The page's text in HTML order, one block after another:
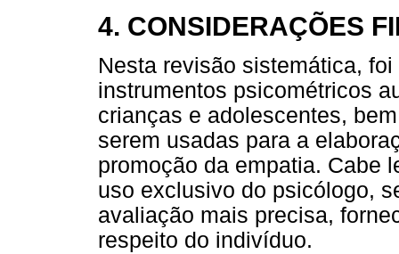
4. CONSIDERAÇÕES
Nesta revisão sistemática,
instrumentos psicométricos
crianças e adolescentes,
serem usadas para a
promoção da empatia. Cabe
uso exclusivo do psicólogo,
avaliação mais precisa,
respeito do indivíduo.